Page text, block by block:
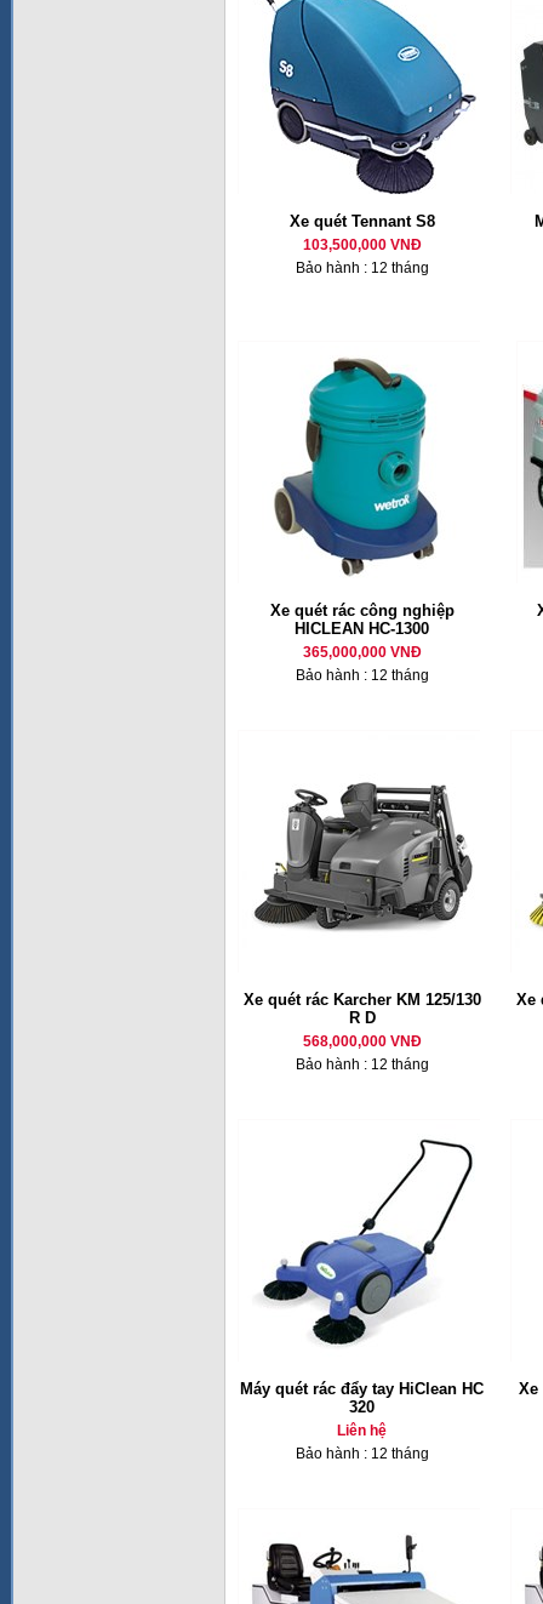
Xe quét Tennant S8
103,500,000 VNĐ
Bảo hành : 12 tháng
Xe quét rác công nghiệp
HICLEAN HC-1300
365,000,000 VNĐ
Bảo hành : 12 tháng
Xe quét rác Karcher KM 125/130
R D
568,000,000 VNĐ
Bảo hành : 12 tháng
Xe
Máy quét rác đẩy tay HiClean HC
320
Liên hệ
Bảo hành : 12 tháng
Xe